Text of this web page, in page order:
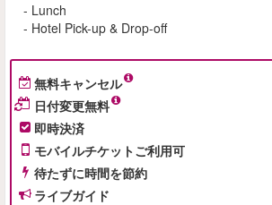
- Lunch
- Hotel Pick-up & Drop-off
無料キャンセル
日付変更無料
即時決済
モバイルチケットご利用可
待たずに時間を節約
ライブガイド